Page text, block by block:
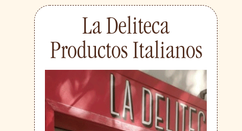
La Deliteca
Productos Italianos